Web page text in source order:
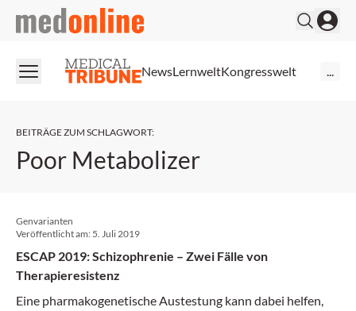
medonline
NewsLernweltKongresswelt
BEITRÄGE ZUM SCHLAGWORT:
Poor Metabolizer
Genvarianten
Veröffentlicht am: 5. Juli 2019
ESCAP 2019: Schizophrenie – Zwei Fälle von
Therapieresistenz
Eine pharmakogenetische Austestung kann dabei helfen,